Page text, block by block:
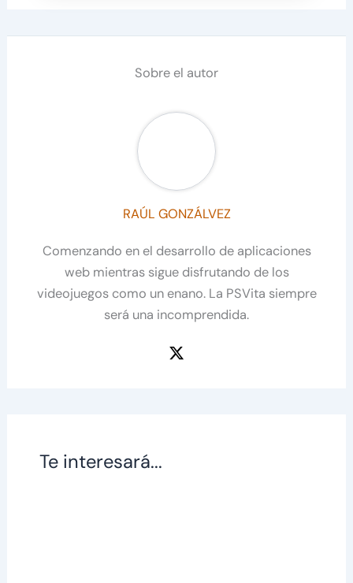
Sobre el autor
RAÚL GONZÁLVEZ
Comenzando en el desarrollo de aplicaciones
web mientras sigue disfrutando de los
videojuegos como un enano. La PSVita siempre
será una incomprendida.
Te interesará...